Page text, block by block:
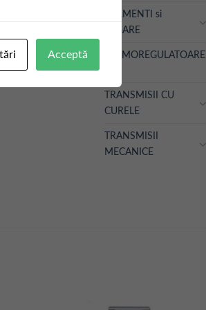
RULMENTI si
LAGARE
TERMOREGULATOARE
TRANSMISII CU
CURELE
TRANSMISII
MECANICE
Acceptă